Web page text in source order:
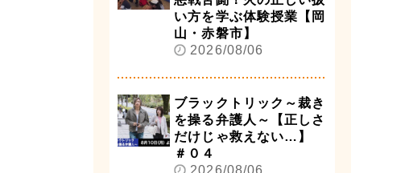
い方を学ぶ体験授業【岡
山・赤磐市】
2026/08/06
ブラックトリック～裁き
を操る弁護人～【正しさ
だけじゃ救えない…】
＃０４
2026/08/06